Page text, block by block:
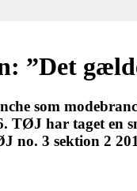
”Det
som
TØJ har taget en
no. 3 sektion 2